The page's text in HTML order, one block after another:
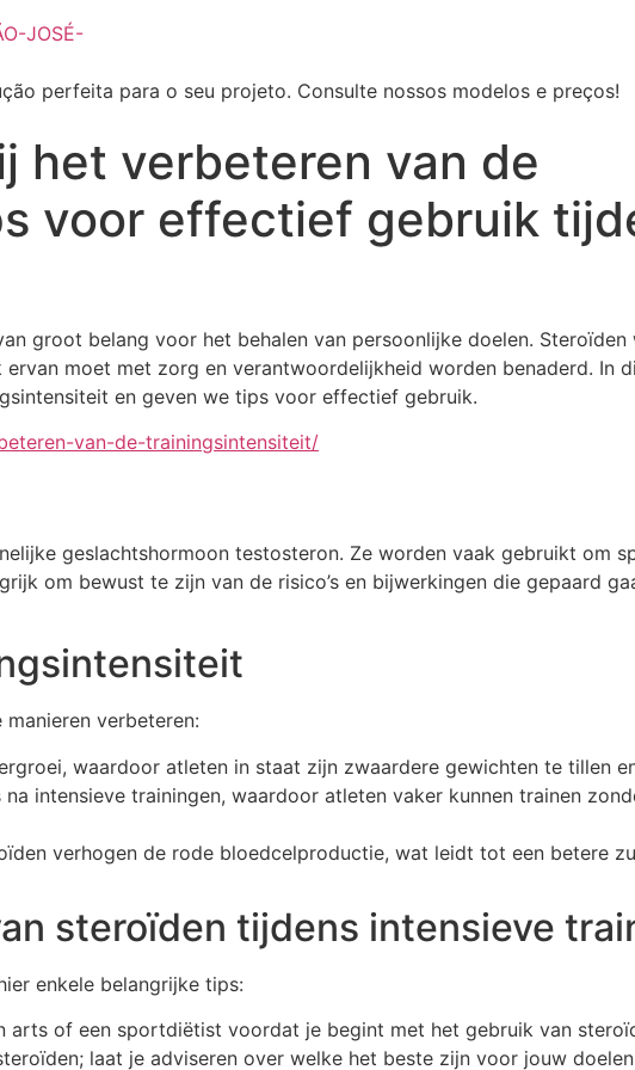
perfeita para o seu projeto. Consulte nossos modelos e preços!
het verbeteren van de
voor effectief gebruik
groot belang voor het behalen van persoonlijke doelen.
moet met zorg en verantwoordelijkheid worden benaderd. In
en geven we tips voor effectief gebruik.
van-de-trainingsintensiteit/
geslachtshormoon testosteron. Ze worden vaak gebruikt om
om bewust te zijn van de risico’s en bijwerkingen die gepaard
verbeteren:
waardoor atleten in staat zijn zwaardere gewichten te tillen
intensieve trainingen, waardoor atleten vaker kunnen trainen
verhogen de rode bloedcelproductie, wat leidt tot een betere
steroïden tijdens intensieve
enkele belangrijke tips:
arts of een sportdiëtist voordat je begint met het gebruik van
laat je adviseren over welke het beste zijn voor jouw